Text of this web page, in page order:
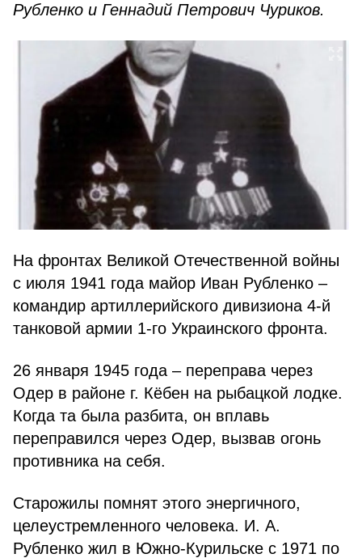
Рубленко и Геннадий Петрович Чуриков.
На фронтах Великой Отечественной войны
с июля 1941 года майор Иван Рубленко –
командир артиллерийского дивизиона 4-й
танковой армии 1-го Украинского фронта.
26 января 1945 года – переправа через
Одер в районе г. Кёбен на рыбацкой лодке.
Когда та была разбита, он вплавь
переправился через Одер, вызвав огонь
противника на себя.
Старожилы помнят этого энергичного,
целеустремленного человека. И. А.
Рубленко жил в Южно-Курильске с 1971 по